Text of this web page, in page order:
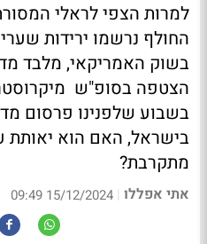
למרות הצפי לראלי
החולף נרשמו ירידות
בשוק האמריקאי, מלבד
הצטפה בסופ"ש
בשבוע שלפנינו פרסום
בישראל, האם הוא יאותת
מתקרבת?
אתי אפללו |
15/12/2024 09:49